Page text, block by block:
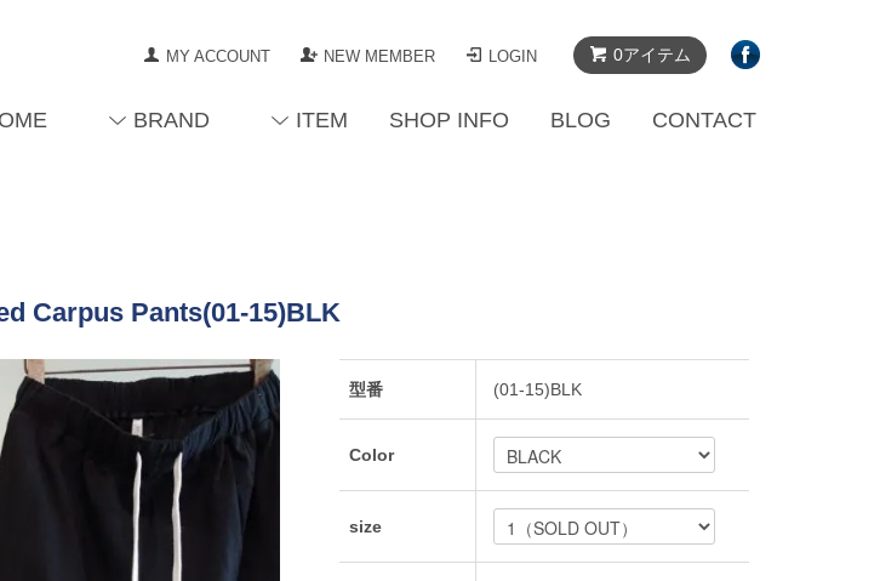
0アイテム
MY ACCOUNT NEW MEMBER LOGIN
BRAND ITEM SHOP INFO BLOG CONTACT
Carpus Pants(01-15)BLK
型番 (01-15)BLK
Color
size